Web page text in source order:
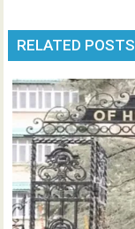
RELATED POSTS